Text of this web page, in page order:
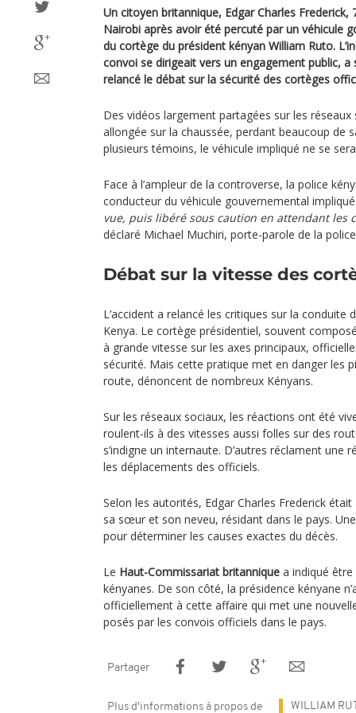
Un citoyen britannique, Edgar Charles
Nairobi après avoir été percuté par un véhicule
du cortège du président kényan William Ruto.
convoi se dirigeait vers un engagement public,
relancé le débat sur la sécurité des cortèges
Des vidéos largement partagées sur les
allongée sur la chaussée, perdant beaucoup de
plusieurs témoins, le véhicule impliqué ne se
Face à l’ampleur de la controverse, la police
conducteur du véhicule gouvernemental impliqué.
vue, puis libéré sous caution en attendant les
déclaré Michael Muchiri, porte-parole de la
Débat sur la vitesse des
L’accident a relancé les critiques sur la conduite
Kenya. Le cortège présidentiel, souvent
à grande vitesse sur les axes principaux,
sécurité. Mais cette pratique met en danger les
route, dénoncent de nombreux Kényans.
Sur les réseaux sociaux, les réactions ont été
roulent-ils à des vitesses aussi folles sur des
s’indigne un internaute. D’autres réclament une
les déplacements des officiels.
Selon les autorités, Edgar Charles Frederick
sa sœur et son neveu, résidant dans le pays.
pour déterminer les causes exactes du décès.
Le Haut-Commissariat britannique a indiqué
kényanes. De son côté, la présidence kényane
officiellement à cette affaire qui met une
posés par les convois officiels dans le pays.
Partager
Plus d'informations à propos de WILLIAM